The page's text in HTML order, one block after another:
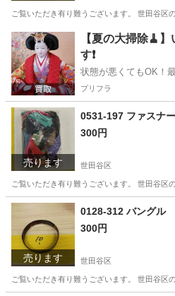
ご覧いただき有り難うございます。 世⽥⾕
東京 世田谷区 アクセサリー リ
【夏の大掃除🧹
す❗️
状態が悪くてもOK！
プリフラ
売ります
0531-197 ファスナ
300円
世田谷区
ご覧いただき有り難うございます。 世⽥⾕
東京 世田谷区 リユース
売ります
0128-312 バングル
300円
世田谷区
ご覧いただき有り難うございます。 世⽥⾕